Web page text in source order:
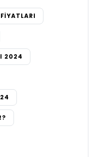
2024